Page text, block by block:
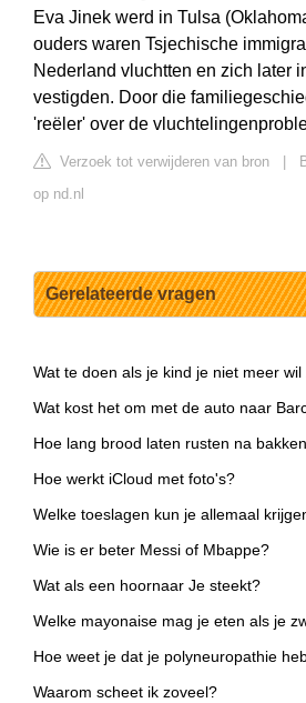
Eva Jinek werd in Tulsa
ouders waren Tsjechische
Nederland vluchtten en zich later
vestigden. Door die
'reëler' over de
Verzoek tot verwijderen van bron
op nd.nl
Gerelateerde vragen
Wat te doen als je kind je niet meer wil
Wat kost het om met de auto naar
Hoe lang brood laten rusten na
Hoe werkt iCloud met foto's?
Welke toeslagen kun je allemaal
Wie is er beter Messi of Mbappe?
Wat als een hoornaar Je steekt?
Welke mayonaise mag je eten als je
Hoe weet je dat je polyneuropathie
Waarom scheet ik zoveel?